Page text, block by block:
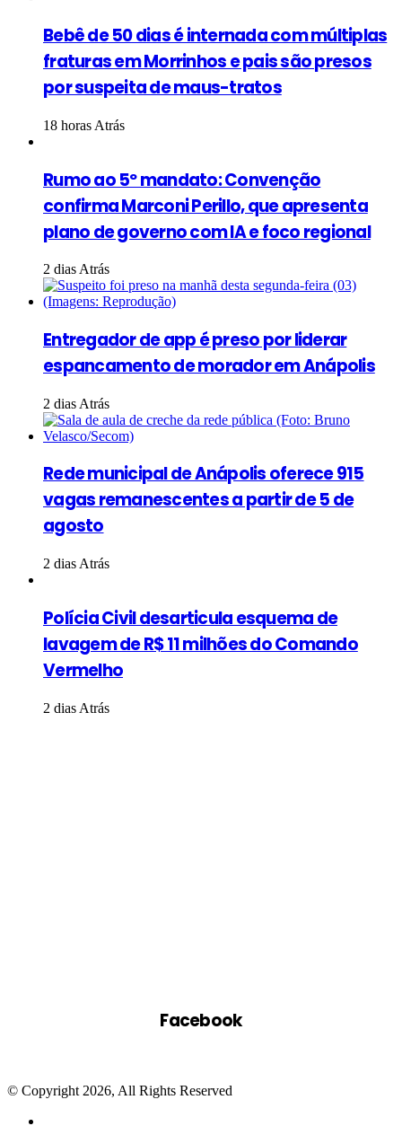
Bebê de 50 dias é internada com múltiplas
fraturas em Morrinhos e pais são presos
por suspeita de maus-tratos
18 horas Atrás
Rumo ao 5º mandato: Convenção
confirma Marconi Perillo, que apresenta
plano de governo com IA e foco regional
2 dias Atrás
Entregador de app é preso por liderar
espancamento de morador em Anápolis
2 dias Atrás
Rede municipal de Anápolis oferece 915
vagas remanescentes a partir de 5 de
agosto
2 dias Atrás
Polícia Civil desarticula esquema de
lavagem de R$ 11 milhões do Comando
Vermelho
2 dias Atrás
Facebook
© Copyright 2026, All Rights Reserved